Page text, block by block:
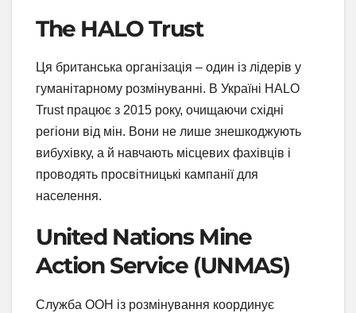
The HALO Trust
Ця британська організація – один із лідерів у
гуманітарному розмінуванні. В Україні HALO
Trust працює з 2015 року, очищаючи східні
регіони від мін. Вони не лише знешкоджують
вибухівку, а й навчають місцевих фахівців і
проводять просвітницькі кампанії для
населення.
United Nations Mine
Action Service (UNMAS)
Служба ООН із розмінування координує